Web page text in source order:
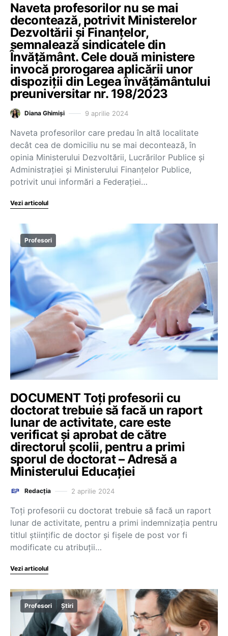
Naveta profesorilor nu se mai
decontează, potrivit Ministerelor
Dezvoltării și Finanțelor,
semnalează sindicatele din
Învățământ. Cele două ministere
invocă prorogarea aplicării unor
dispoziții din Legea învățământului
preuniversitar nr. 198/2023
Diana Ghimiși 9 aprilie 2024
Naveta profesorilor care predau în altă localitate
decât cea de domiciliu nu se mai decontează, în
opinia Ministerului Dezvoltării, Lucrărilor Publice și
Administrației și Ministerului Finanțelor Publice,
potrivit unui informări a Federației…
Vezi articolul
Profesori
DOCUMENT Toți profesorii cu
doctorat trebuie să facă un raport
lunar de activitate, care este
verificat și aprobat de către
directorul școlii, pentru a primi
sporul de doctorat – Adresă a
Ministerului Educației
Redacția 2 aprilie 2024
Toți profesorii cu doctorat trebuie să facă un raport
lunar de activitate, pentru a primi indemnizația pentru
titlul științific de doctor și fișele de post vor fi
modificate cu atribuții…
Vezi articolul
Profesori Știri